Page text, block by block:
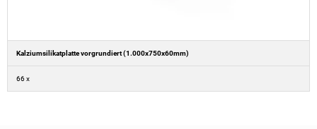
Kalziumsilikatplatte vorgrundiert (1.000x750x60mm)
66 x